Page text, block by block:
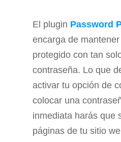
El plugin Password
encarga de
protegido con tan
contraseña. Lo que
activar tu opción de
colocar una
inmediata harás que
páginas de tu sitio